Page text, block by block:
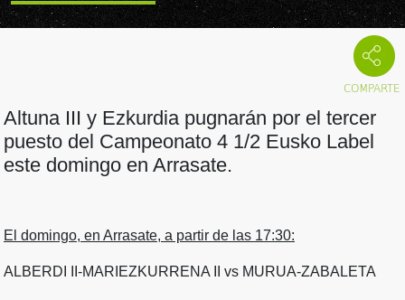
Altuna III y Ezkurdia pugnarán por el tercer
puesto del Campeonato 4 1/2 Eusko Label
este domingo en Arrasate.
El domingo, en Arrasate, a partir de las 17:30:
ALBERDI II-MARIEZKURRENA II vs MURUA-ZABALETA